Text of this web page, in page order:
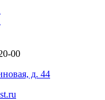
00
д. 44